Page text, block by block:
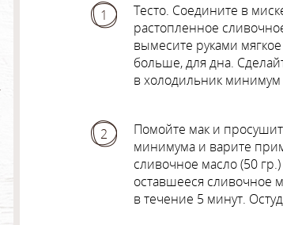
1
Тесто. Соедините в
растопленное
вымесите руками
больше, для дна.
в холодильник минимум
2
Помойте мак и
минимума и варите
сливочное масло (50
оставшееся сливочное
в течение 5 минут.